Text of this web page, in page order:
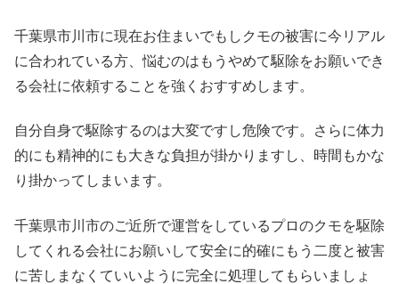
千葉県市川市に現在お住まいでもしクモの被害に今リアル
に合われている方、悩むのはもうやめて駆除をお願いでき
る会社に依頼することを強くおすすめします。
自分自身で駆除するのは大変ですし危険です。さらに体力
的にも精神的にも大きな負担が掛かりますし、時間もかな
り掛かってしまいます。
千葉県市川市のご近所で運営をしているプロのクモを駆除
してくれる会社にお願いして安全に的確にもう二度と被害
に苦しまなくていいように完全に処理してもらいましょ